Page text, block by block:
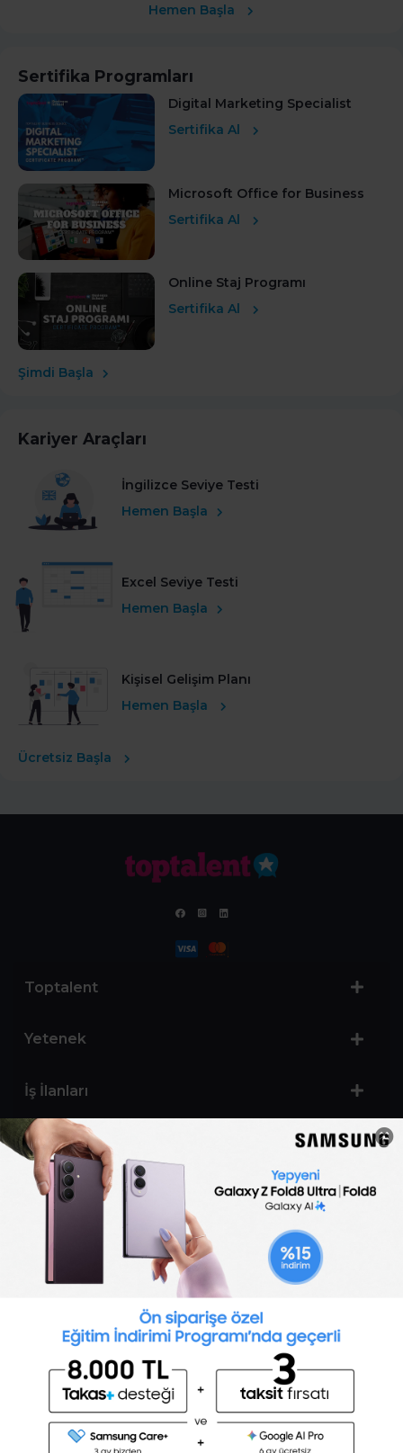
Hemen Başla
Sertifika Programları
Digital Marketing Specialist
Sertifika Al
Microsoft Office for Business
Sertifika Al
Online Staj Programı
Sertifika Al
Şimdi Başla
Kariyer Araçları
İngilizce Seviye Testi
Hemen Başla
Excel Seviye Testi
Hemen Başla
Kişisel Gelişim Planı
Hemen Başla
Ücretsiz Başla
Toptalent
Yetenek
İş İlanları
Sertifika Programları
Yetenek Testleri
Toptalent Marka ve İnsan Kaynakları Danışmanlığı Limited Şirketi Özel İstihdam Bürosu
Olarak 11 / 11 / 2024 - 10 / 11 / 2027 tarihleri arasında faaliyette bulunmak üzere, Türkiye İş
Kurumu tarafından 05.11.2024 tarih ve 16998526 sayılı karar uyarınca 1251 nolu belge ile faaliyet
göstermektedir.Toptalent İş İlanları için tıklayın. 4904 sayılı kanun uyarınca iş arayanlardan
ücret alınmayacak ve menfaat temin edilmeyecektir.